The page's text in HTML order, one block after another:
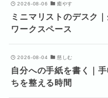
2026-08-06 癒やす
ミニマリストのデスク
ワークスペース
2026-08-04 慈しむ
自分への手紙を書く｜
ちを整える時間